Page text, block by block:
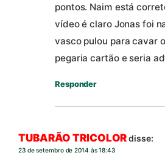
pontos. Naim está
vídeo é claro Jonas foi
vasco pulou para cavar
pegaria cartão e seria
Responder
TUBARÃO TRICOLORdisse:
23 de setembro de 2014 às 18:43